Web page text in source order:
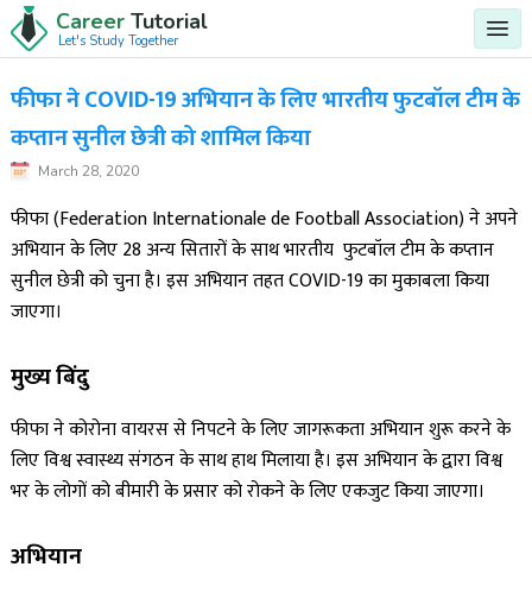
Career Tutorial
Let's Study Together
फीफा ने COVID-19 अभियान के लिए भारतीय फुटबॉल टीम के
कप्तान सुनील छेत्री को शामिल किया
March 28, 2020
फीफा (Federation Internationale de Football Association) ने अपने
अभियान के लिए 28 अन्य सितारों के साथ भारतीय फुटबॉल टीम के कप्तान
सुनील छेत्री को चुना है। इस अभियान तहत COVID-19 का मुकाबला किया
जाएगा।
मुख्य बिंदु
फीफा ने कोरोना वायरस से निपटने के लिए जागरूकता अभियान शुरू करने के
लिए विश्व स्वास्थ्य संगठन के साथ हाथ मिलाया है। इस अभियान के द्वारा विश्व
भर के लोगों को बीमारी के प्रसार को रोकने के लिए एकजुट किया जाएगा।
अभियान